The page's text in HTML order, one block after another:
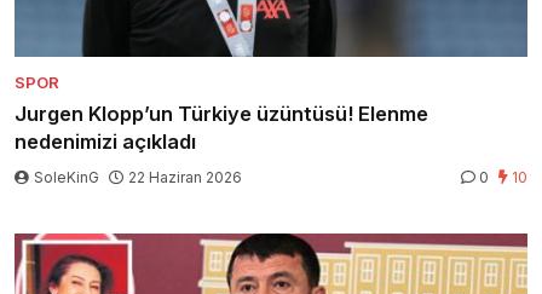
SPOR
Jurgen Klopp’un Türkiye üzüntüsü! Elenme
nedenimizi açıkladı
SoleKinG 22 Haziran 2026 0 10